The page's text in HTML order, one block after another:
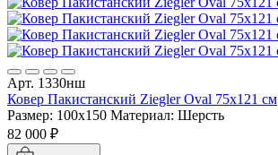
Арт. 1330нш
Ковер Пакистанский Ziegler Oval 75x121 см
Размер: 100x150 Материал: Шерсть
82 000 ₽